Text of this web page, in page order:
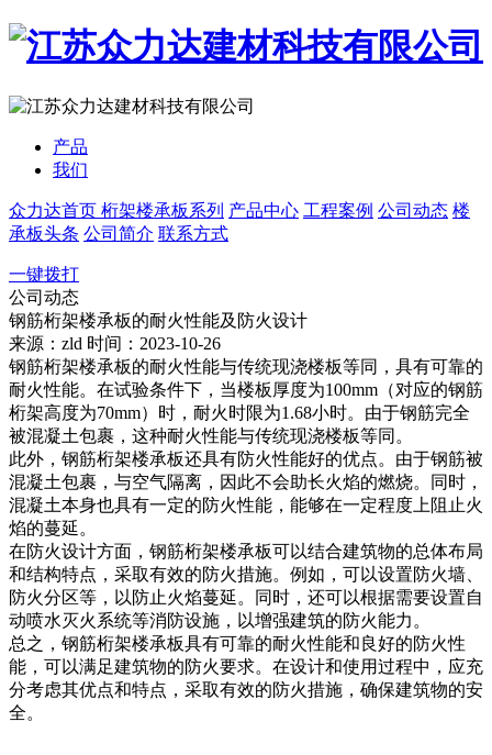
产品
我们
众力达首页 桁架楼承板系列 产品中心 工程案例 公司动态 楼
承板头条 公司简介 联系方式
一键拨打
公司动态
钢筋桁架楼承板的耐火性能及防火设计
来源：zld 时间：2023-10-26
钢筋桁架楼承板的耐火性能与传统现浇楼板等同，具有可靠的
耐火性能。在试验条件下，当楼板厚度为100mm（对应的钢筋
桁架高度为70mm）时，耐火时限为1.68小时。由于钢筋完全
被混凝土包裹，这种耐火性能与传统现浇楼板等同。
此外，钢筋桁架楼承板还具有防火性能好的优点。由于钢筋被
混凝土包裹，与空气隔离，因此不会助长火焰的燃烧。同时，
混凝土本身也具有一定的防火性能，能够在一定程度上阻止火
焰的蔓延。
在防火设计方面，钢筋桁架楼承板可以结合建筑物的总体布局
和结构特点，采取有效的防火措施。例如，可以设置防火墙、
防火分区等，以防止火焰蔓延。同时，还可以根据需要设置自
动喷水灭火系统等消防设施，以增强建筑的防火能力。
总之，钢筋桁架楼承板具有可靠的耐火性能和良好的防火性
能，可以满足建筑物的防火要求。在设计和使用过程中，应充
分考虑其优点和特点，采取有效的防火措施，确保建筑物的安
全。